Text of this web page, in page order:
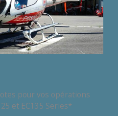
pour vos opérations
et EC135 Series*